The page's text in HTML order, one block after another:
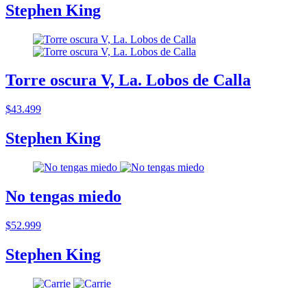
Stephen King
Torre oscura V, La. Lobos de Calla
$43.499
Stephen King
No tengas miedo
$52.999
Stephen King